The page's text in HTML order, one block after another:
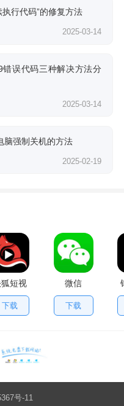
行代码”的修复方法
2025-03-14
误代码三种解决方法分
2025-03-14
脑强制关机的方法
2025-02-19
短视
频
下载
微信
下载
号-11